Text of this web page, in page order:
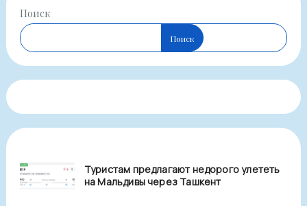
Поиск
Поиск
Туристам предлагают недорого улететь
на Мальдивы через Ташкент